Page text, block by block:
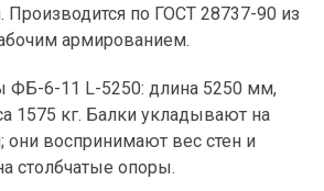
по ГОСТ 28737-90 из
армированием.
ФБ-6-11 L-5250: длина 5250 мм,
1575 кг. Балки укладывают на
воспринимают вес стен и
столбчатые опоры.